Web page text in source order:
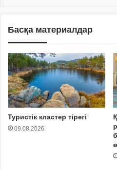
Басқа материалдар
Туристік кластер тірегі
09.08.2026